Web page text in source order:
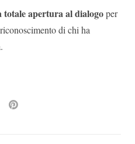
apertura al dialogoper
di chi ha